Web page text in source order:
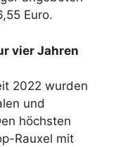
Euro.
vier Jahren
2022 wurden
und
höchsten
Rauxel mit